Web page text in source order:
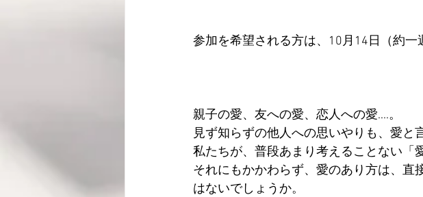
参加を希望される方は、10月14日（約一
親子の愛、友への愛、恋人への愛....。
見ず知らずの他人への思いやりも、愛と
私たちが、普段あまり考えることない「
それにもかかわらず、愛のあり方は、直
はないでしょうか。